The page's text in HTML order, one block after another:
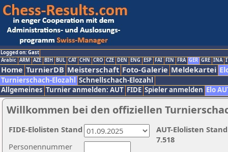
Logged on: Gast
Arabic ARM AZE BIH BUL CAT CHN CRO CZE DEN ENG ESP FAI FIN FRA GER GRE INA
Home TurnierDB Meisterschaft Foto-Galerie Meldekartei
Turnierschach-Elozahl Schnellschach-Elozahl
Allgemeines Turnier anmelden: AUT FIDE Spieler anmelden Elo
Willkommen bei den offiziellen
Personennummer
AUT-Elolisten
7.518
FIDE-Elolisten Stand